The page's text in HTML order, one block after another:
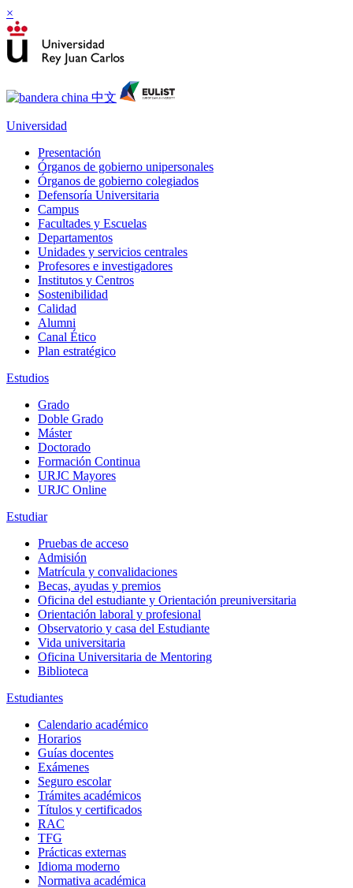
×
Universidad
Presentación
Órganos de gobierno unipersonales
Órganos de gobierno colegiados
Defensoría Universitaria
Campus
Facultades y Escuelas
Departamentos
Unidades y servicios centrales
Profesores e investigadores
Institutos y Centros
Sostenibilidad
Calidad
Alumni
Canal Ético
Plan estratégico
Estudios
Grado
Doble Grado
Máster
Doctorado
Formación Continua
URJC Mayores
URJC Online
Estudiar
Pruebas de acceso
Admisión
Matrícula y convalidaciones
Becas, ayudas y premios
Oficina del estudiante y Orientación preuniversitaria
Orientación laboral y profesional
Observatorio y casa del Estudiante
Vida universitaria
Oficina Universitaria de Mentoring
Biblioteca
Estudiantes
Calendario académico
Horarios
Guías docentes
Exámenes
Seguro escolar
Trámites académicos
Títulos y certificados
RAC
TFG
Prácticas externas
Idioma moderno
Normativa académica